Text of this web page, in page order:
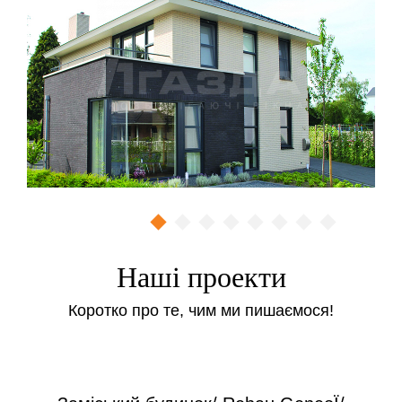
Ми пропонуємо москітні сітки з установкою в Києві,
купити які можна при замовленні
металопластикових вікон або ж окремо.
Виготовляємо сітки для:
Стандартних прямокутних окон.
Треугольних окон.
Пластікових дверей.
Заміна рогачів для москітної сітки – від 40 грн / шт
Виготовлення та монтаж
Наші проекти
Коротко про те, чим ми пишаємося!